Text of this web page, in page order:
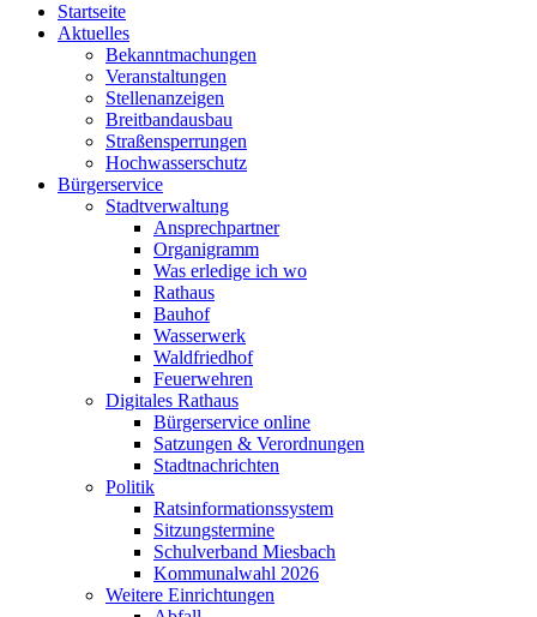
Startseite
Aktuelles
Bekanntmachungen
Veranstaltungen
Stellenanzeigen
Breitbandausbau
Straßensperrungen
Hochwasserschutz
Bürgerservice
Stadtverwaltung
Ansprechpartner
Organigramm
Was erledige ich wo
Rathaus
Bauhof
Wasserwerk
Waldfriedhof
Feuerwehren
Digitales Rathaus
Bürgerservice online
Satzungen & Verordnungen
Stadtnachrichten
Politik
Ratsinformationssystem
Sitzungstermine
Schulverband Miesbach
Kommunalwahl 2026
Weitere Einrichtungen